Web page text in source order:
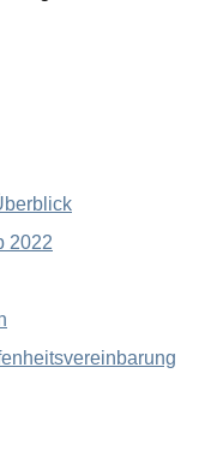
2022